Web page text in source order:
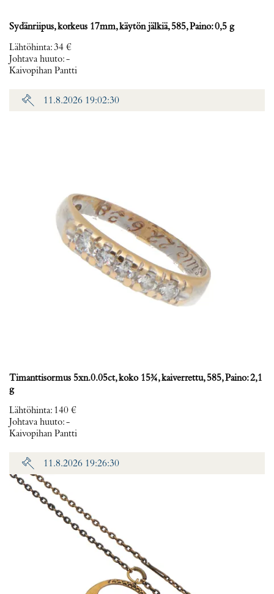
Sydänriipus, korkeus 17mm, käytön jälkiä, 585, Paino: 0,5 g
Lähtöhinta:34 €
Johtava huuto:-
Kaivopihan Pantti
11.8.2026 19:02:30
Timanttisormus 5xn.0.05ct, koko 15¾, kaiverrettu, 585, Paino: 2,1
g
Lähtöhinta: 140 €
Johtava huuto:-
Kaivopihan Pantti
11.8.2026 19:26:30